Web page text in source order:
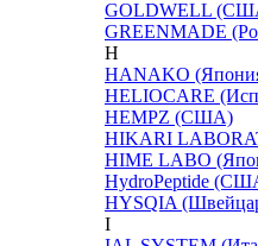
GOLDWELL
GREENMADE
H
HANAKO
HELIOCARE
HEMPZ (США)
HIKARI
HIME LABO
HydroPeptide
HYSQIA
I